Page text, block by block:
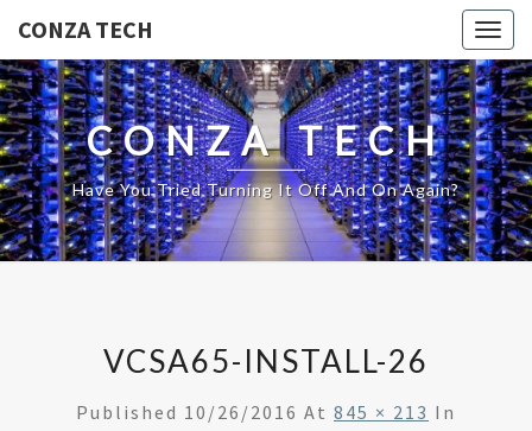
CONZA TECH
CONZA TECH
Have You Tried Turning It Off And On Again?
VCSA65-INSTALL-26
Published 10/26/2016 At 845 × 213 In